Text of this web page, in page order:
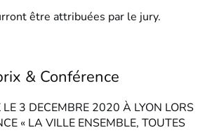
être attribuées par le jury.
& Conférence
LE 3 DECEMBRE 2020 À LYON LORS
« LA VILLE ENSEMBLE, TOUTES